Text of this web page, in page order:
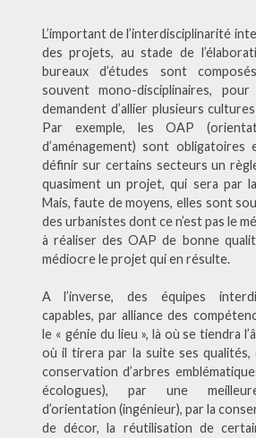
L’important de l’interdisciplinarité
des projets, au stade de
bureaux d’études sont
souvent mono-disciplinaires,
demandent d’allier plusieurs
Par exemple, les OAP
d’aménagement) sont
définir sur certains secteurs un
quasiment un projet, qui sera par
Mais, faute de moyens, elles sont
des urbanistes dont ce n’est pas le
à réaliser des OAP de bonne
médiocre le projet qui en résulte.
A l’inverse, des équipes
capables, par alliance des
le « génie du lieu », là où se tiendra
où il tirera par la suite ses qualités,
conservation d’arbres
écologues), par une
d’orientation (ingénieur), par la
de décor, la réutilisation de